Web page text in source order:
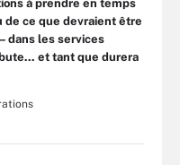
à prendre en temps
de ce que devraient être
dans les services
et tant que durera